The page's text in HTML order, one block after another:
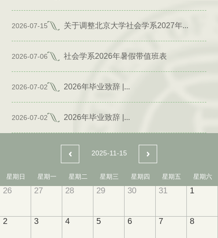
2026-07-15 关于调整北京大学社会学系2027年...
2026-07-06 社会学系2026年暑假带值班表
2026-07-02 2026年毕业致辞 |...
2026-07-02 2026年毕业致辞 |...
2025-11-15
星期日 星期一 星期二 星期三 星期四 星期五 星期六
26 27 28 29 30 31 1
2 3 4 5 6 7 8